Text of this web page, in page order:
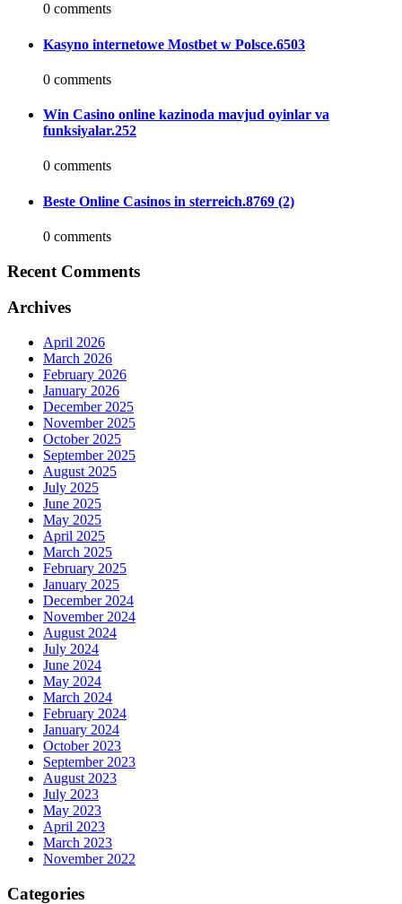
0 comments
Kasyno internetowe Mostbet w Polsce.6503
0 comments
Win Casino online kazinoda mavjud oyinlar va
funksiyalar.252
0 comments
Beste Online Casinos in sterreich.8769 (2)
0 comments
Recent Comments
Archives
April 2026
March 2026
February 2026
January 2026
December 2025
November 2025
October 2025
September 2025
August 2025
July 2025
June 2025
May 2025
April 2025
March 2025
February 2025
January 2025
December 2024
November 2024
August 2024
July 2024
June 2024
May 2024
March 2024
February 2024
January 2024
October 2023
September 2023
August 2023
July 2023
May 2023
April 2023
March 2023
November 2022
Categories